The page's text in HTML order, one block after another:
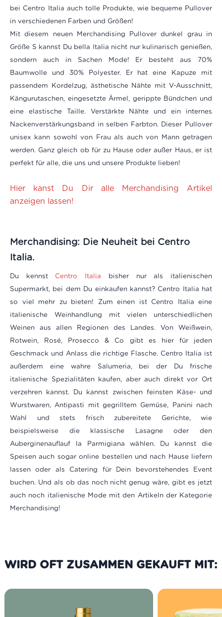
bei Centro Italia auch tolle Produkte, wie bequeme Pullover
in verschiedenen Farben und Größen!
Mit diesem neuen Merchandising Pullover dunkel grau in
Größe S kannst Du bella Italia nicht nur kulinarisch genießen,
sondern auch in Sachen Mode! Er besteht aus 70%
Baumwolle und 30% Polyester. Er hat eine Kapuze mit
passendem Kordelzug, ästhetische Nähte mit V-Ausschnitt,
Kängurutaschen, eingesetzte Ärmel, gerippte Bündchen und
eine elastische Taille. Verstärkte Nähte und ein internes
Nackenverstärkungsband in selben Farbton. Dieser Pullover
unisex kann sowohl von Frau als auch von Mann getragen
werden. Ganz gleich ob für zu Hause oder außer Haus, er ist
perfekt für alle, die uns und unsere Produkte lieben!
Hier kanst Du Dir alle Merchandising Artikel
anzeigen lassen!
Merchandising: Die Neuheit bei Centro
Italia.
Du kennst Centro Italia bisher nur als italienischen
Supermarkt, bei dem Du einkaufen kannst? Centro Italia hat
so viel mehr zu bieten! Zum einen ist Centro Italia eine
italienische Weinhandlung mit vielen unterschiedlichen
Weinen aus allen Regionen des Landes. Von Weißwein,
Rotwein, Rosé, Prosecco & Co gibt es hier für jeden
Geschmack und Anlass die richtige Flasche. Centro Italia ist
außerdem eine wahre Salumeria, bei der Du frische
italienische Spezialitäten kaufen, aber auch direkt vor Ort
verzehren kannst. Du kannst zwischen feinsten Käse- und
Wurstwaren, Antipasti mit gegrilltem Gemüse, Panini nach
Wahl und stets frisch zubereitete Gerichte, wie
beispielsweise die klassische Lasagne oder den
Auberginenauflauf la Parmigiana wählen. Du kannst die
Speisen auch sogar online bestellen und nach Hause liefern
lassen oder als Catering für Dein bevorstehendes Event
buchen. Und als ob das noch nicht genug wäre, gibt es jetzt
auch noch italienische Mode mit den Artikeln der Kategorie
Merchandising!
WIRD OFT ZUSAMMEN GEKAUFT MIT: